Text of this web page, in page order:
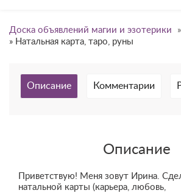
Доска объявлений магии и эзотерики »
» Натальная карта, таро, руны
Описание Комментарии
Описание
Приветствую! Меня зовут Ирина.
натальной карты (карьера, любовь,